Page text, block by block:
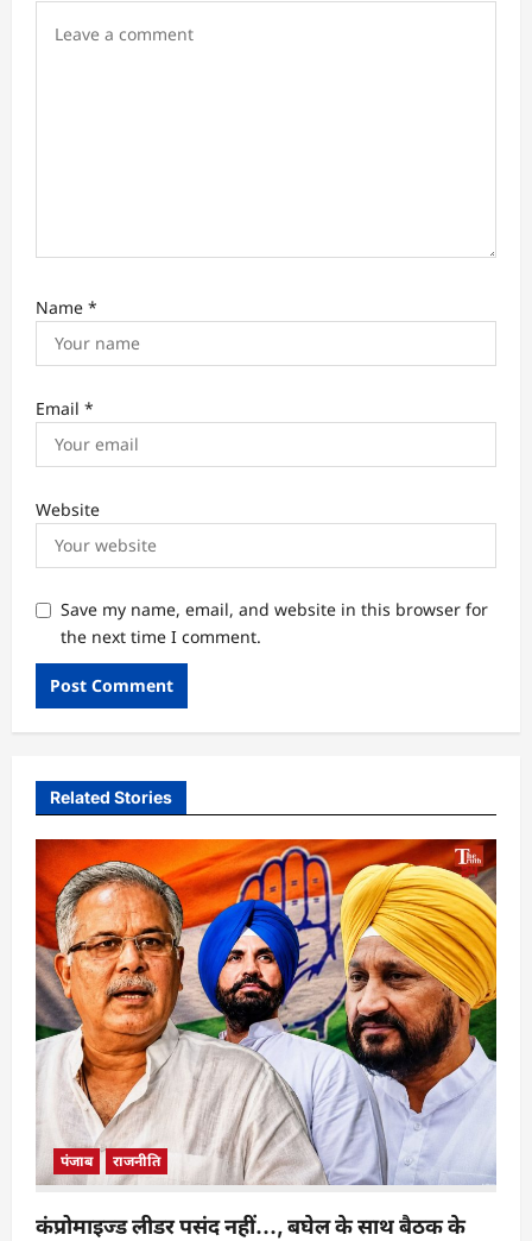
Name *
Email *
Website
Save my name, email, and website in this browser for
the next time I comment.
Related Stories
पंजाब राजनीति
कंप्रोमाइज्ड लीडर पसंद नहीं…, बघेल के साथ बैठक के